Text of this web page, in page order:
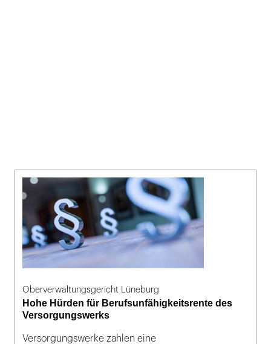
Oberverwaltungsgericht Lüneburg
Hohe Hürden für Berufsunfähigkeitsrente des
Versorgungswerks
Versorgungswerke zahlen eine